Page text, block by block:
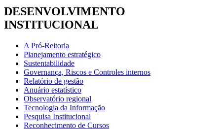
DESENVOLVIMENTO
INSTITUCIONAL
A Pró-Reitoria
Planejamento estratégico
Sustentabilidade
Governança, Riscos e Controles internos
Relatório de gestão
Anuário estatístico
Observatório regional
Tecnologia da Informação
Pesquisa Institucional
Reconhecimento de Cursos